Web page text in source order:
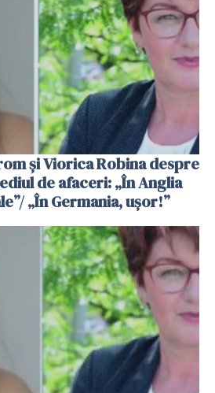
și Viorica Robina despre
de afaceri: „În Anglia
„În Germania, ușor!”